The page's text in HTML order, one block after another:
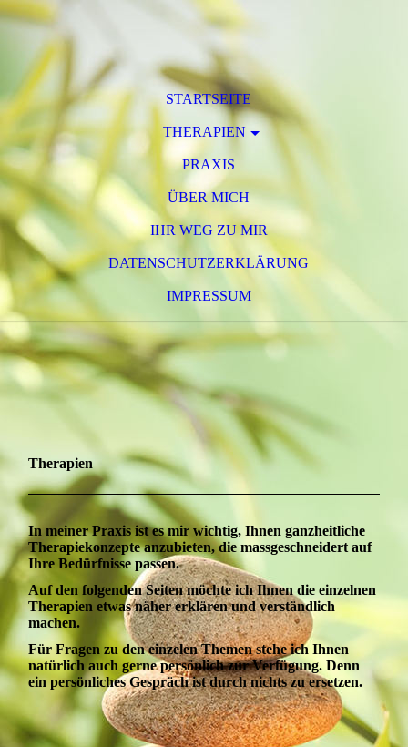
STARTSEITE
THERAPIEN
PRAXIS
ÜBER MICH
IHR WEG ZU MIR
DATENSCHUTZERKLÄRUNG
IMPRESSUM
Therapien
In meiner Praxis ist es mir wichtig, Ihnen ganzheitliche
Therapiekonzepte anzubieten, die massgeschneidert auf
Ihre Bedürfnisse passen.
Auf den folgenden Seiten möchte ich Ihnen die einzelnen
Therapien etwas näher erklären und verständlich
machen.
Für Fragen zu den einzelen Themen stehe ich Ihnen
natürlich auch gerne persönlich zur Verfügung. Denn
ein persönliches Gespräch ist durch nichts zu ersetzen.